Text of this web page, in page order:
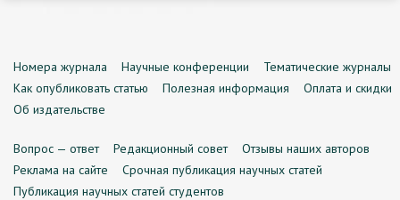
Номера журнала Научные конференции
Тематические журналы
Как опубликовать статью
Полезная информация
Оплата и скидки
Об издательстве
Вопрос — ответ Редакционный совет
Отзывы наших авторов
Реклама на сайте
Срочная публикация научных статей
Публикация научных статей студентов